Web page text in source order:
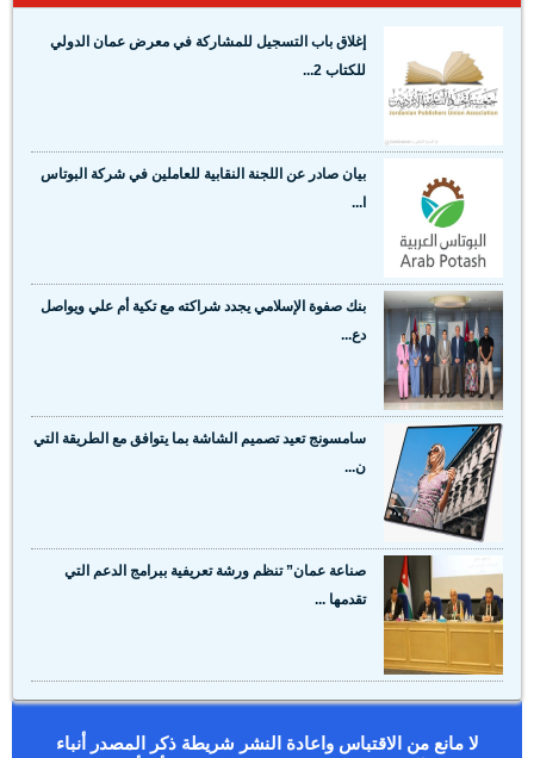
إغلاق باب التسجيل للمشاركة في معرض عمان الدولي
للكتاب 2...
بيان صادر عن اللجنة النقابية للعاملين في شركة البوتاس
ا...
بنك صفوة الإسلامي يجدد شراكته مع تكية أم علي ويواصل
دع...
سامسونج تعيد تصميم الشاشة بما يتوافق مع الطريقة التي
ن...
صناعة عمان” تنظم ورشة تعريفية ببرامج الدعم التي
تقدمها ...
لا مانع من الاقتباس واعادة النشر شريطة ذكر المصدر أنباء